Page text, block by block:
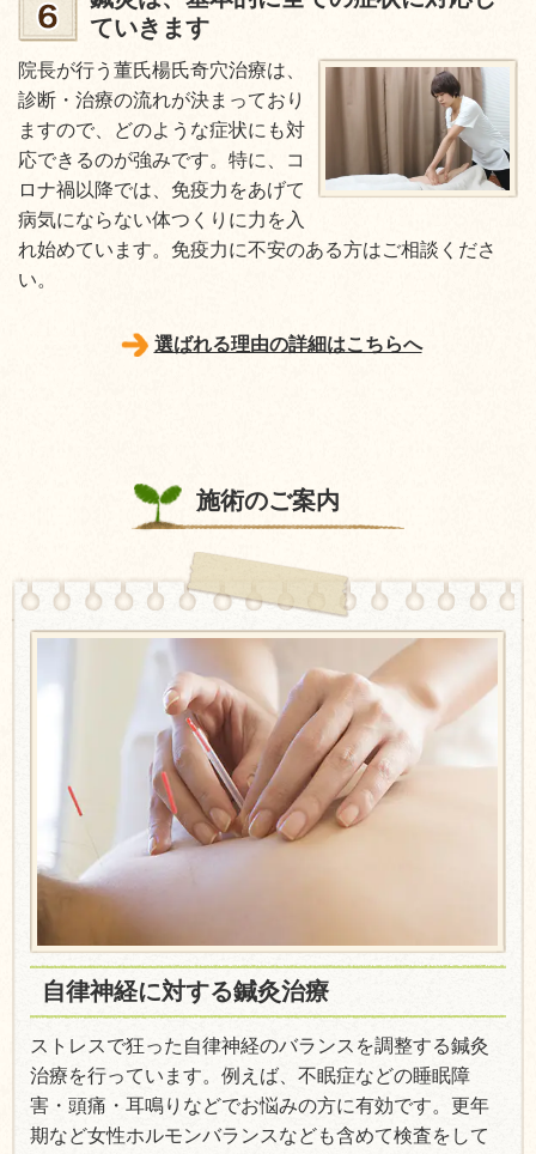
ていきます
院長が行う董氏楊氏奇穴治療は、
診断・治療の流れが決まっており
ますので、どのような症状にも対
応できるのが強みです。特に、コ
ロナ禍以降では、免疫力をあげて
病気にならない体つくりに力を入
れ始めています。免疫力に不安のある方はご相談くださ
い。
選ばれる理由の詳細はこちらへ
施術のご案内
自律神経に対する鍼灸治療
ストレスで狂った自律神経のバランスを調整する鍼灸
治療を行っています。例えば、不眠症などの睡眠障
害・頭痛・耳鳴りなどでお悩みの方に有効です。更年
期など女性ホルモンバランスなども含めて検査をして